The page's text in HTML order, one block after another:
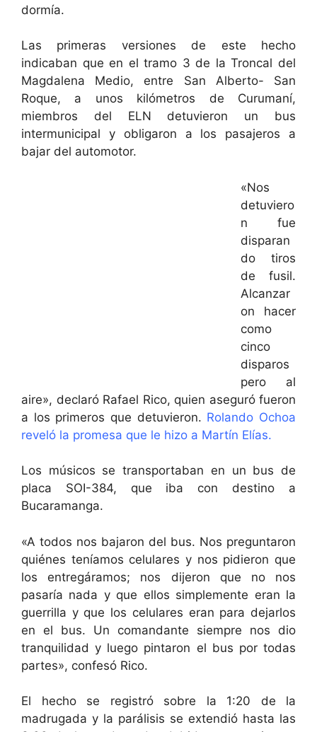
dormía.
Las primeras versiones de este hecho
indicaban que en el tramo 3 de la Troncal del
Magdalena Medio, entre San Alberto- San
Roque, a unos kilómetros de Curumaní,
miembros del ELN detuvieron un bus
intermunicipal y obligaron a los pasajeros a
bajar del automotor.
«Nos
detuviero
n fue
disparan
do tiros
de fusil.
Alcanzar
on hacer
como
cinco
disparos
pero al
aire», declaró Rafael Rico, quien aseguró fueron
a los primeros que detuvieron. Rolando Ochoa
reveló la promesa que le hizo a Martín Elías.
Los músicos se transportaban en un bus de
placa SOI-384, que iba con destino a
Bucaramanga.
«A todos nos bajaron del bus. Nos preguntaron
quiénes teníamos celulares y nos pidieron que
los entregáramos; nos dijeron que no nos
pasaría nada y que ellos simplemente eran la
guerrilla y que los celulares eran para dejarlos
en el bus. Un comandante siempre nos dio
tranquilidad y luego pintaron el bus por todas
partes», confesó Rico.
El hecho se registró sobre la 1:20 de la
madrugada y la parálisis se extendió hasta las